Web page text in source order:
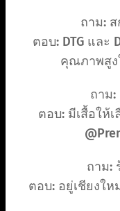
ถาม:
ตอบ: DTG และ
คุณภาพสูง
ถาม:
ตอบ: มีเสื้อให้
ถาม:
ตอบ: อยู่เชียงใ